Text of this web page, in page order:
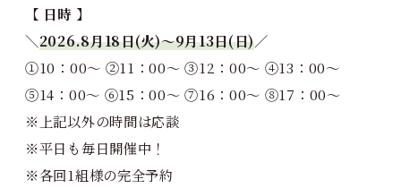
【 日時 】
＼2026.8月18日(火)〜9月13日(日)／
①10：00～ ②11：00～ ③12：00～ ④13：00～
⑤14：00～ ⑥15：00～ ⑦16：00～ ⑧17：00～
※上記以外の時間は応談
※平日も毎日開催中！
※各回1組様の完全予約